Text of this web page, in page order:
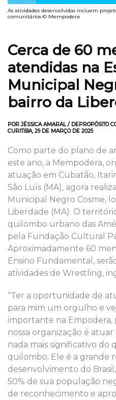
As atividades desenvolvidas incluem
comunitários © Mempodera
Cerca de 60
atendidas na
Municipal
bairro da
POR JÉSSICA AMARAL / DEPROPÓSITO
CURITIBA, 29 DE MARÇO DE 2025
Como parte do plano de
este ano, a Mempodera,
atuação em Cubatão,
São Luís (MA), agora
Municipal Negro Cosme,
Liberdade (MA). O
quilombo urbano das
pela Fundação Cultural
Aproximadamente 60
Ensino Fundamental,
atividades de Wrestling,
“Ter a oportunidade de
para mim um orgulho e
importante na Empodera,
nossa organização é
nada mais significativo
quilombo. Ele é a grande
desenvolvimento do
50% de sua população
de reconhecimento e